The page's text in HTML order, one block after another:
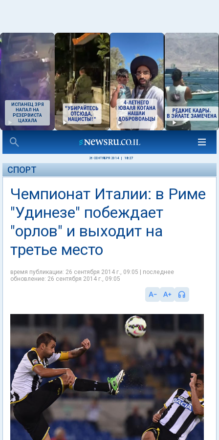
ИСПАНЕЦ ЗРЯ
НАПАЛ НА
РЕЗЕРВИСТА
ЦАХАЛА
26 СЕНТЯБРЯ 2014 18:27
СПОРТ
Чемпионат Италии: в Риме
"Удинезе" побеждает
"орлов" и выходит на
третье место
время публикации: 26 сентября 2014 г., 09:05 | последнее
обновление: 26 сентября 2014 г., 09:05